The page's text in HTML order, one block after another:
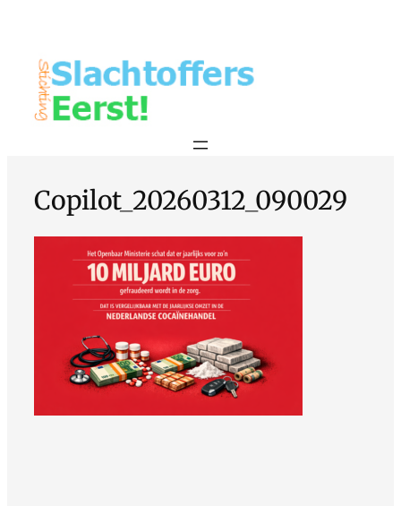
Copilot_20260312_090029